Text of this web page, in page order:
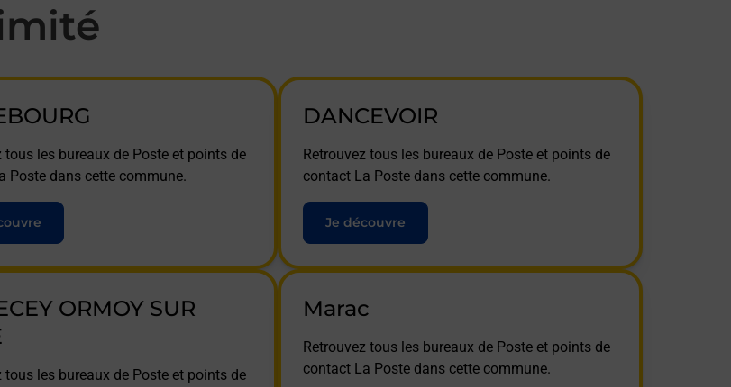
tous les bureaux de Poste et points de
Poste dans cette commune.
DANCEVOIR
Retrouvez tous les bureaux de Poste et points de
contact La Poste dans cette commune.
Je découvre
ORMOY SUR
tous les bureaux de Poste et points de
Marac
Retrouvez tous les bureaux de Poste et points de
contact La Poste dans cette commune.